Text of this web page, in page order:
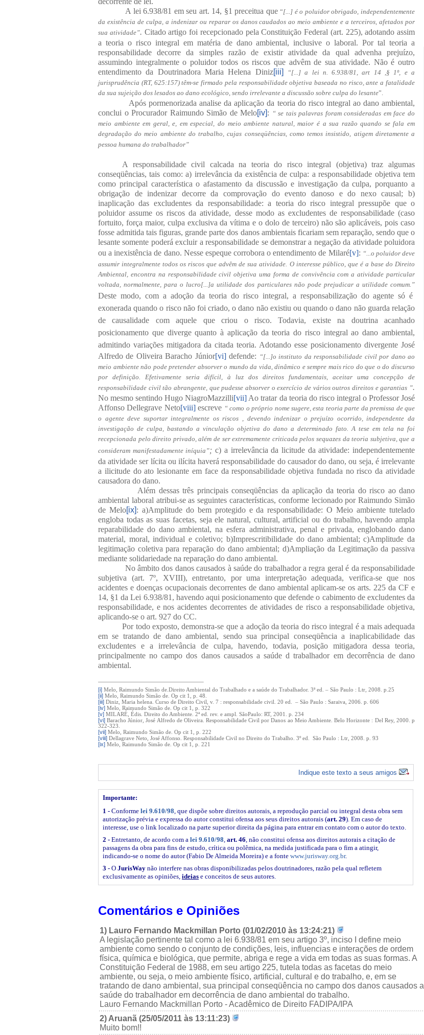
A lei 6.938/81 em seu art. 14, §1 preceitua que“[...] é o poluidor obrigado, independentemente
da existência de culpa, a indenizar ou reparar os danos caudados ao meio ambiente e a terceiros, afetados por
sua atividade”. Citado artigo foi recepcionado pela Constituição Federal (art. 225), adotando assim
a teoria o risco integral em matéria de dano ambiental, inclusive o laboral. Por tal teoria a
responsabilidade decorre da simples razão de existir atividade da qual advenha prejuízo,
assumindo integralmente o poluidor todos os riscos que advêm de sua atividade. Não é outro
entendimento da Doutrinadora Maria Helena Diniz[iii]
“[...] a lei n. 6.938/81, art 14 ,§ 1º, e a
jurisprudência (RT, 625:157) têm-se firmado pela responsabilidade objetiva baseada no risco, ante a fatalidade
da sua sujeição dos lesados ao dano ecológico, sendo irrelevante a discussão sobre culpa do lesante”.
Após pormenorizada analise da aplicação da teoria do risco integral ao dano ambiental,
conclui o Procurador Raimundo Simão de Melo[iv]: “ se tais palavras foram consideradas em face do
meio ambiente em geral, e, em especial, do meio ambiente natural, maior é a sua razão quando se fala em
degradação do meio ambiente do trabalho, cujas conseqüências, como temos insistido, atigem diretamente a
pessoa humana do trabalhador”
A responsabilidade civil calcada na teoria do risco integral (objetiva) traz algumas
conseqüências, tais como: a) irrelevância da existência de culpa: a responsabilidade objetiva tem
como principal característica o afastamento da discussão e investigação da culpa, porquanto a
obrigação de indenizar decorre da comprovação do evento danoso e do nexo causal; b)
inaplicação das excludentes da responsabilidade: a teoria do risco integral pressupõe que o
poluidor assume os riscos da atividade, desse modo as excludentes de responsabilidade (caso
fortuito, força maior, culpa exclusiva da vítima e o dolo de terceiro) não são aplicáveis, pois caso
fosse admitida tais figuras, grande parte dos danos ambientais ficariam sem reparação, sendo que o
lesante somente poderá excluir a responsabilidade se demonstrar a negação da atividade poluidora
ou a inexistência de dano. Nesse espeque corrobora o entendimento de Milaré[v]: “...o poluidor deve
assumir integralmente todos os riscos que advêm de sua atividade. O interesse público, que é a base do Direito
Ambiental, encontra na responsabilidade civil objetiva uma forma de convivência com a atividade particular
voltada, normalmente, para o lucro[...]a utilidade dos particulares não pode prejudicar a utilidade comum. ”
Deste modo, com a adoção da teoria do risco integral, a responsabilização do agente só é
exonerada quando o risco não foi criado, o dano não existiu ou quando o dano não guarda relação
de causalidade com aquele que criou o risco.
Todavia, existe na doutrina acanhado
posicionamento que diverge quanto à aplicação da teoria do risco integral ao dano ambiental,
admitindo variações mitigadora da citada teoria. Adotando esse posicionamento divergente José
Alfredo de Oliveira Baracho Júnior[vi]defende: “[...]o instituto da responsabilidade civil por dano ao
meio ambiente não pode pretender absorver o mundo da vida, dinâmico e sempre mais rico do que o do discurso
por definição. Efetivamente seria difícil, à luz dos direitos fundamentais, aceitar uma concepção de
responsabilidade civil tão abrangente, que pudesse absorver o exercício de vários outros direitos e garantias ”.
No mesmo sentindo Hugo NiagroMazzilli[vii] Ao tratar da teoria do risco integral o Professor José
Affonso Dellegrave Neto[viii]escreve “ como o próprio nome sugere, esta teoria parte da premissa de que
o agente deve suportar integralmente os riscos , devendo indenizar o prejuízo ocorrido, independente da
investigação de culpa, bastando a vinculação objetiva do dano a determinado fato. A tese em tela na foi
recepcionada pelo direito privado, além de ser extremamente criticada pelos sequazes da teoria subjetiva, que a
consideram manifestadamente iníquia”;c) a irrelevância da licitude da atividade: independentemente
da atividade ser lícita ou ilícita haverá responsabilidade do causador do dano, ou seja, é irrelevante
a ilicitude do ato lesionante em face da responsabilidade objetiva fundada no risco da atividade
causadora do dano.
Além dessas três principais conseqüências da aplicação da teoria do risco ao dano
ambiental laboral atribui-se as seguintes características, conforme lecionado por Raimundo Simão
de Melo[ix]: a)Amplitude do bem protegido e da responsabilidade: O Meio ambiente tutelado
engloba todas as suas facetas, seja ele natural, cultural, artificial ou do trabalho, havendo ampla
reparabilidade do dano ambiental, na esfera administrativa, penal e privada, englobando dano
material, moral, individual e coletivo; b)Imprescritibilidade do dano ambiental; c)Amplitude da
legitimação coletiva para reparação do dano ambiental; d)Ampliação da Legitimação da passiva
mediante solidariedade na reparação do dano ambiental.
No âmbito dos danos causados à saúde do trabalhador a regra geral é da responsabilidade
subjetiva (art. 7º, XVIII), entretanto, por uma interpretação adequada, verifica-se que nos
acidentes e doenças ocupacionais decorrentes de dano ambiental aplicam-se os arts. 225 da CF e
14, §1 da Lei 6.938/81, havendo aqui posicionamento que defende o cabimento de excludentes da
responsabilidade, e nos acidentes decorrentes de atividades de risco a responsabilidade objetiva,
aplicando-se o art. 927 do CC.
Por todo exposto, demonstra-se que a adoção da teoria do risco integral é a mais adequada
em se tratando de dano ambiental, sendo sua principal conseqüência a inaplicabilidade das
excludentes e a irrelevância de culpa, havendo, todavia, posição mitigadora dessa teoria,
principalmente no campo dos danos causados a saúde d trabalhador em decorrência de dano
ambiental.
[i] Melo, Raimundo Simão de.Direito Ambiental do Trabalhado e a saúde do Trabalhador. 3ª ed. – São Paulo : Ltr, 2008. p.25
[ii] Melo, Raimundo Simão de. Op cit 1, p. 48.
[iii] Diniz, Maria helena. Curso de Direito Civil, v. 7 : responsabilidade civil. 20 ed. – São Paulo : Saraiva, 2006. p. 606
[iv] Melo, Raimundo Simão de. Op cit 1, p. 322
[v] MILARÉ, Édis. Direito do Ambiente. 2ª ed. rev. e ampl. SãoPaulo: RT, 2001. p. 234
[vi] Baracho Júnior, José Alfredo de Oliveira. Responsabilidade Civil por Danos ao Meio Ambiente.Belo Horizonte : Del Rey, 2000. p
322-323.
[vii] Melo, Raimundo Simão de. Op cit 1, p. 222
[viii] Dellagrave Neto, José Affonso. Responsabilidade Civil no Direito do Trabalho. 3º ed. São Paulo : Ltr, 2008. p. 93
[ix] Melo, Raimundo Simão de. Op cit 1, p. 221
Indique este texto a seus amigos
Importante:
1 - Conforme lei 9.610/98 , que dispõe sobre direitos autorais, a reprodução parcial ou integral desta obra sem
autorização prévia e expressa do autor constitui ofensa aos seus direitos autorais (art. 29). Em caso de
interesse, use o link localizado na parte superior direita da página para entrar em contato com o autor do texto.
2 - Entretanto, de acordo com a lei 9.610/98 art. 46 , não constitui ofensa aos direitos autorais a citação de
passagens da obra para fins de estudo, crítica ou polêmica, na medida justificada para o fim a atingir,
indicando-se o nome do autor (Fabio De Almeida Moreira) e a fonte www.jurisway.org.br.
3 - O JurisWay não interfere nas obras disponibilizadas pelos doutrinadores, razão pela qual refletem
exclusivamente as opiniões, ideias e conceitos de seus autores.
Comentários e Opiniões
1) Lauro Fernando Mackmillan Porto (01/02/2010 às 13:24:21)
A legislação pertinente tal como a lei 6.938/81 em seu artigo 3º, inciso I define meio
ambiente como sendo o conjunto de condições, leis, influencias e interações de ordem
física, química e biológica, que permite, abriga e rege a vida em todas as suas formas. A
Constituição Federal de 1988, em seu artigo 225, tutela todas as facetas do meio
ambiente, ou seja, o meio ambiente físico, artificial, cultural e do trabalho, e, em se
tratando de dano ambiental, sua principal conseqüência no campo dos danos causados a
saúde do trabalhador em decorrência de dano ambiental do trabalho.
Lauro Fernando Mackmillan Porto - Acadêmico de Direito FADIPA/IPA
2) Aruanã (25/05/2011 às 13:11:23)
Muito bom!!